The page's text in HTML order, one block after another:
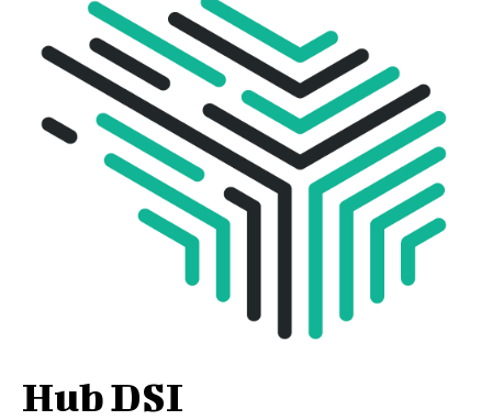
Hub DSI